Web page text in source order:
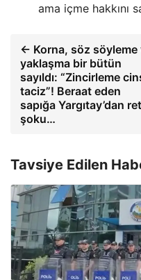
ama içme hakkını
← Korna, söz söyleme
yaklaşma bir bütün
sayıldı: “Zincirleme
taciz”! Beraat eden
sapığa Yargıtay’dan ret
şoku…
Tavsiye Edilen